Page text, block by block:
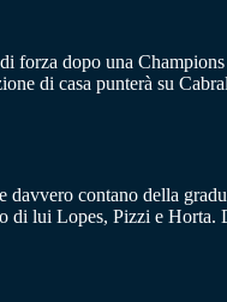
forza dopo una
di casa punterà su
contano della
di lui Lopes, Pizzi e Horta.